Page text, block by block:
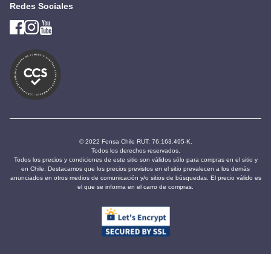
Redes Sociales
© 2022 Fensa Chile RUT: 76.163.495-K.
Todos los derechos reservados.
Todos los precios y condiciones de este sitio son válidos sólo para compras en el sitio y
en Chile. Destacamos que los precios previstos en el sitio prevalecen a los demás
anunciados en otros medios de comunicación y/o sitios de búsquedas. El precio válido es
el que se informa en el carro de compras.